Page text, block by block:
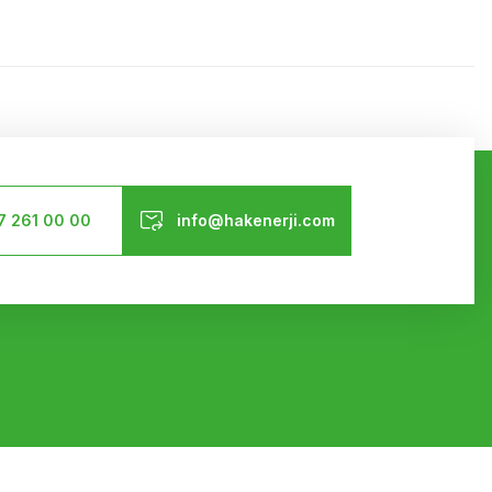
261 00 00 info@hakenerji.com